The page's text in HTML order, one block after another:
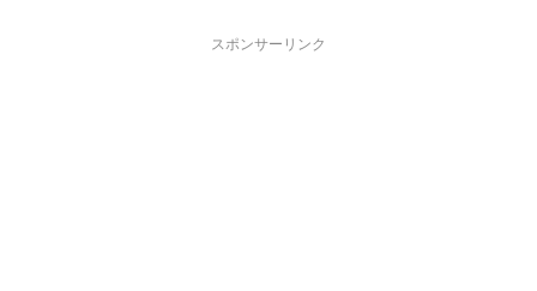
スポンサーリンク